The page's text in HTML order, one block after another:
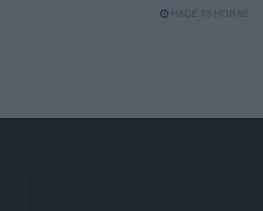
HACE 13 HORAS